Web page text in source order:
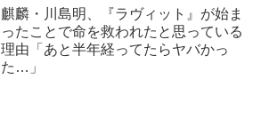
麒麟・川島明、『ラヴィット』が始ま
ったことで命を救われたと思っている
理由「あと半年経ってたらヤバかっ
た…」